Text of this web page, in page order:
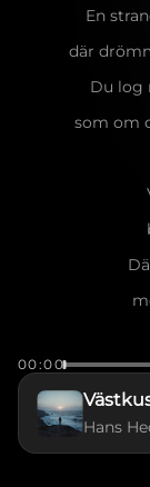
En
där
Du log
som om
Vi
och
00:00
Hans